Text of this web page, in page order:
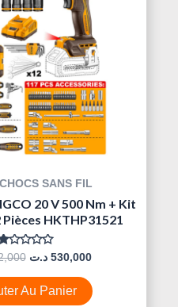
SANS FIL
20 V 500 Nm + Kit
Pièces HKTHP31521
530,000 د.ت
Au Panier